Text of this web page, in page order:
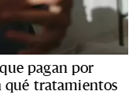
pagan por
qué tratamientos